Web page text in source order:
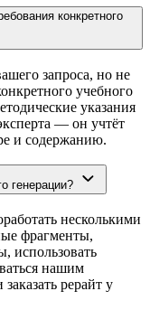
конкретного
запроса, но не
учебного
указания
— он учтёт
и содержанию.
генерации?
несколькими
фрагменты,
использовать
нашим
рерайт у